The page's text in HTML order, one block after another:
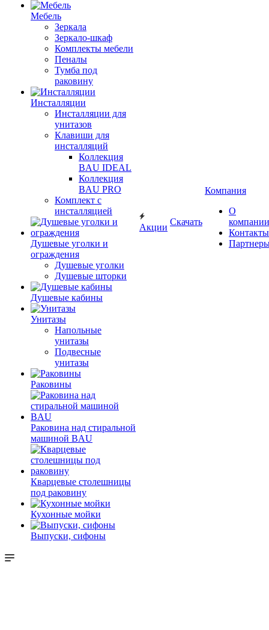
Мебель
Зеркала
Зеркало-шкаф
Комплекты мебели
Пеналы
Тумба под
раковину
Инсталляции
Инсталляции для
унитазов
Клавиши для
инсталляций
Коллекция
BAU IDEAL
Коллекция
BAU PRO
Комплект с
инсталляцией
Душевые уголки и
ограждения
Душевые уголки
Душевые шторки
Душевые кабины
Унитазы
Напольные
унитазы
Подвесные
унитазы
Раковины
Раковина над стиральной
машиной BAU
Кварцевые столешницы
под раковину
Кухонные мойки
Выпуски, сифоны
Акции
Скачать
Компания
О
компании
Контакты